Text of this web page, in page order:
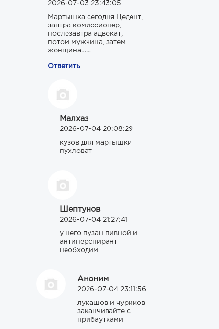
2026-07-03 23:43:05
Мартышка сегодня Цедент,
завтра комиссионер,
послезавтра адвокат,
потом мужчина, затем
женщина……
Ответить
Малхаз
2026-07-04 20:08:29
кузов для мартышки
пухловат
Шептунов
2026-07-04 21:27:41
у него пузан пивной и
антиперспирант
необходим
Аноним
2026-07-04 23:11:56
лукашов и чуриков
заканчивайте с
прибаутками